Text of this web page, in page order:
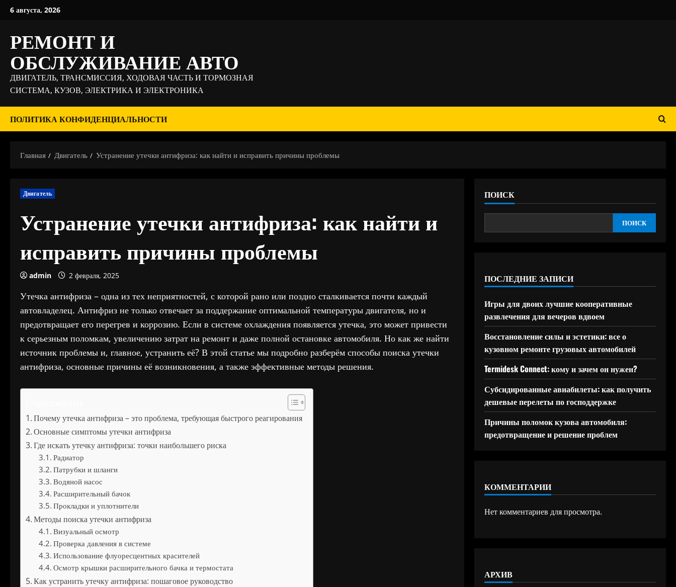
Перейти
6 августа, 2026
РЕМОНТ И
ОБСЛУЖИВАНИЕ АВТО
ДВИГАТЕЛЬ, ТРАНСМИССИЯ, ХОДОВАЯ ЧАСТЬ И ТОРМОЗНАЯ
СИСТЕМА, КУЗОВ, ЭЛЕКТРИКА И ЭЛЕКТРОНИКА
ПОЛИТИКА КОНФИДЕНЦИАЛЬНОСТИ
Главная Двигатель Устранение утечки антифриза: как найти и исправить причины проблемы
Двигатель
Устранение утечки антифриза: как найти и
исправить причины проблемы
admin 2 февраля, 2025
Утечка антифриза – одна из тех неприятностей, с которой рано или поздно сталкивается почти каждый
автовладелец. Антифриз не только отвечает за поддержание оптимальной температуры двигателя, но и
предотвращает его перегрев и коррозию. Если в системе охлаждения появляется утечка, это может привести
к серьезным поломкам, увеличению затрат на ремонт и даже полной остановке автомобиля. Но как же найти
источник проблемы и, главное, устранить её? В этой статье мы подробно разберём способы поиска утечки
антифриза, основные причины её возникновения, а также эффективные методы решения.
Почему утечка антифриза – это проблема, требующая быстрого реагирования
Основные симптомы утечки антифриза
Где искать утечку антифриза: точки наибольшего риска
Радиатор
Патрубки и шланги
Водяной насос
Расширительный бачок
Прокладки и уплотнители
Методы поиска утечки антифриза
Визуальный осмотр
Проверка давления в системе
Использование флуоресцентных красителей
Осмотр крышки расширительного бачка и термостата
Как устранить утечку антифриза: пошаговое руководство
ПОИСК
ПОИСК
ПОСЛЕДНИЕ ЗАПИСИ
Игры для двоих лучшие кооперативные
развлечения для вечеров вдвоем
Восстановление силы и эстетики: все о
кузовном ремонте грузовых автомобилей
Termidesk Connect: кому и зачем он нужен?
Субсидированные авиабилеты: как получить
дешевые перелеты по господдержке
Причины поломок кузова автомобиля:
предотвращение и решение проблем
КОММЕНТАРИИ
Нет комментариев для просмотра.
АРХИВ